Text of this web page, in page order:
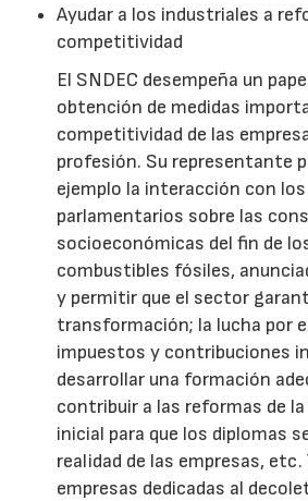
Ayudar a los industriales a
competitividad
El SNDEC desempeña un
obtención de medidas
competitividad de las
profesión. Su representante
ejemplo la interacción con los
parlamentarios sobre las
socioeconómicas del fin de
combustibles fósiles,
y permitir que el sector
transformación; la lucha por
impuestos y contribuciones
desarrollar una formación
contribuir a las reformas de
inicial para que los diplomas
realidad de las empresas, etc.
empresas dedicadas al